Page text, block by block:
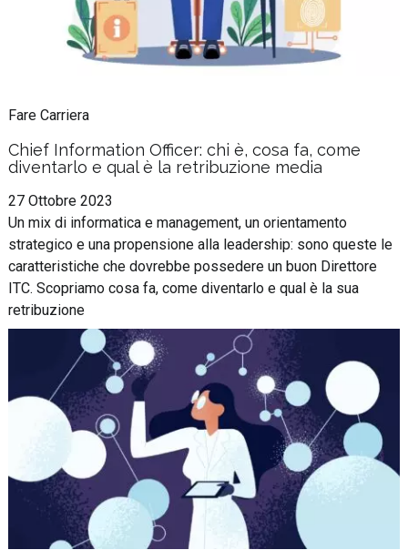
Fare Carriera
Chief Information Officer: chi è, cosa fa, come
diventarlo e qual è la retribuzione media
27 Ottobre 2023
Un mix di informatica e management, un orientamento
strategico e una propensione alla leadership: sono queste le
caratteristiche che dovrebbe possedere un buon Direttore
ITC. Scopriamo cosa fa, come diventarlo e qual è la sua
retribuzione